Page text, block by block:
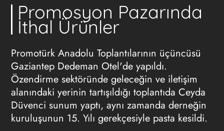
Promosyon Pazarında
İthal Ürünler
Promotürk Anadolu Toplantılarının üçüncüsü
Gaziantep Dedeman Otel'de yapıldı.
Özendirme sektöründe geleceğin ve iletişim
alanındaki yerinin tartışıldığı toplantıda Ceyda
Düvenci sunum yaptı, aynı zamanda derneğin
kuruluşunun 15. Yılı gerekçesiyle pasta kesildi.